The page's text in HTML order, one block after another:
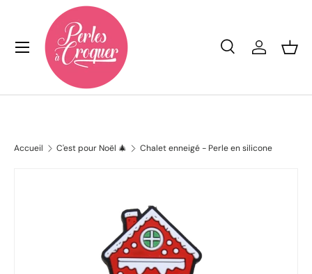
Aller au contenu
Recherche
Recherche
Se
Menu
Accueil C'est pour Noël 🎄 Chalet enneigé - Perle en silicone